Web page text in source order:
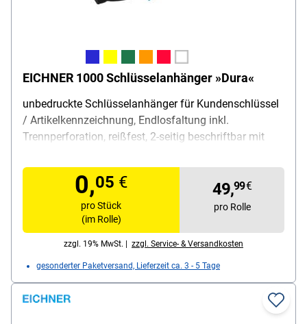
EICHNER 1000 Schlüsselanhänger »Dura«
unbedruckte Schlüsselanhänger für Kundenschlüssel
/ Artikelkennzeichnung, Endlosfaltung inkl.
Trennperforation, reißfest, 2-seitig beschriftbar mit
Maße (L/B): 160 / 12,7 mm, Lieferumfang: 1000
Schlüsselanhänger
0,05 €
pro Stück
(im Rolle)
49,99€
pro Rolle
zzgl. 19% MwSt. | zzgl. Service- & Versandkosten
gesonderter Paketversand, Lieferzeit ca. 3 - 5 Tage